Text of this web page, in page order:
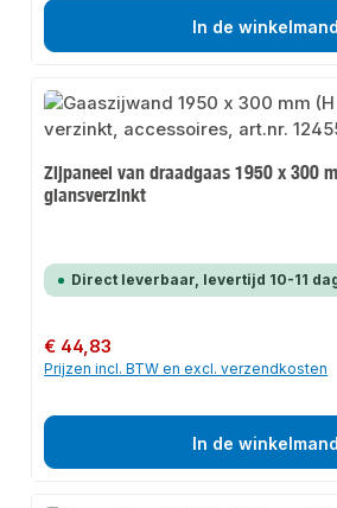
In de winkelmand
Zijpaneel van draadgaas 1950 x 300
glansverzinkt
Direct leverbaar, levertijd 10-11
Normale prijs:
€ 44,83
Prijzen incl. BTW en excl. verzendkosten
In de winkelmand